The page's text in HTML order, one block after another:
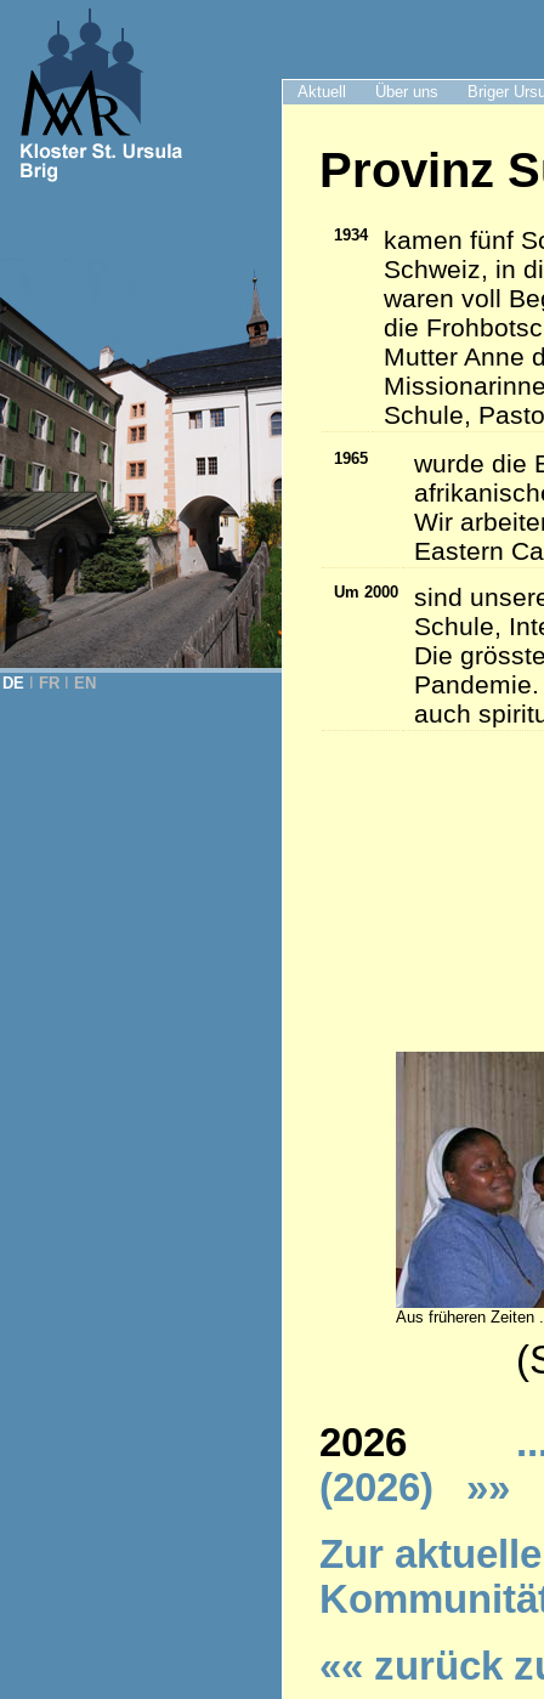
Aktuell Über uns Briger
DE FR EN
Provinz
1934
kamen fünf
Schweiz, in
waren voll
die
Mutter Anne
Schule,
1965
wurde die
Wir
Eastern
Um 2000
sind
Schule,
Die
auch
Aus früheren Zeiten
(Stand
2026
(2026)
»»
Zur
«« zurück